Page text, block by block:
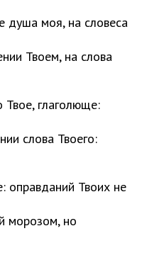
душа моя, на словеса
Твоем, на слова
глаголюще:
слова Твоего:
оправданий Твоих не
морозом, но